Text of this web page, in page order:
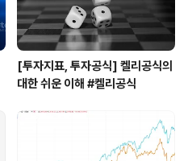
[투자지표, 투자공식] 켈리공식의
대한 쉬운 이해 #켈리공식